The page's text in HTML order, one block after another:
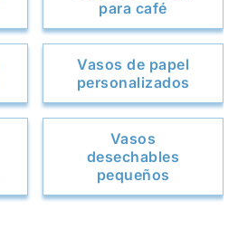
para café
Vasos de papel
personalizados
Vasos
desechables
pequeños